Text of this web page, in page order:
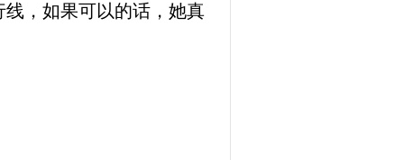
，如果可以的话，她真